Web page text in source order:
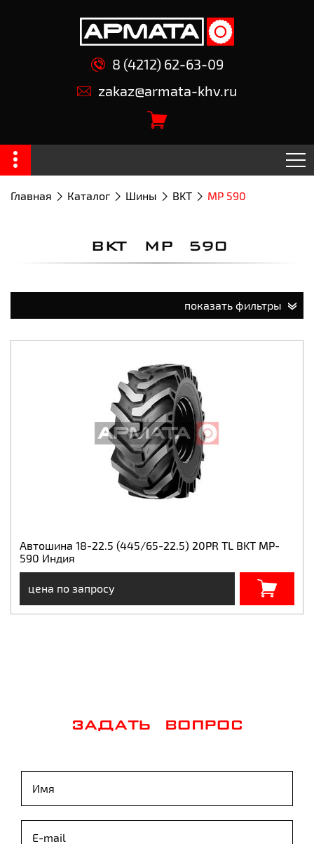
8 (4212) 62-63-09
zakaz@armata-khv.ru
Главная Каталог Шины BKT MP 590
BKT MP 590
показать фильтры
Автошина 18-22.5 (445/65-22.5) 20PR TL BKT MP-
590 Индия
цена по запросу
ЗАДАТЬ ВОПРОС